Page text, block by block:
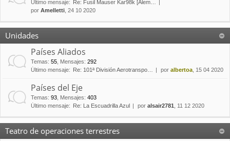
Último mensaje:
Re: Fusil Mauser Kar98k [Alem…
por Amelletti , 24 10 2020
Unidades
Países Aliados
Temas: 55 Mensajes: 292
Último mensaje:
Re: 101ª División Aerotranspo… por albertoa , 15 04 2020
Países del Eje
Temas: 93 Mensajes: 403
Último mensaje:
Re: La Escuadrilla Azul por alsair2781 , 11 12 2020
Teatro de operaciones terrestres